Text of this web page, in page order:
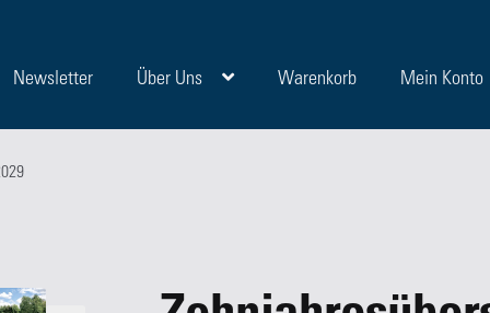
Newsletter Über Uns Warenkorb Mein Konto
Blog